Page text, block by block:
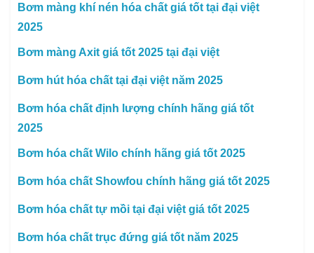
Bơm màng khí nén hóa chất giá tốt tại đại việt
2025
Bơm màng Axit giá tốt 2025 tại đại việt
Bơm hút hóa chất tại đại việt năm 2025
Bơm hóa chất định lượng chính hãng giá tốt
2025
Bơm hóa chất Wilo chính hãng giá tốt 2025
Bơm hóa chất Showfou chính hãng giá tốt 2025
Bơm hóa chất tự mồi tại đại việt giá tốt 2025
Bơm hóa chất trục đứng giá tốt năm 2025